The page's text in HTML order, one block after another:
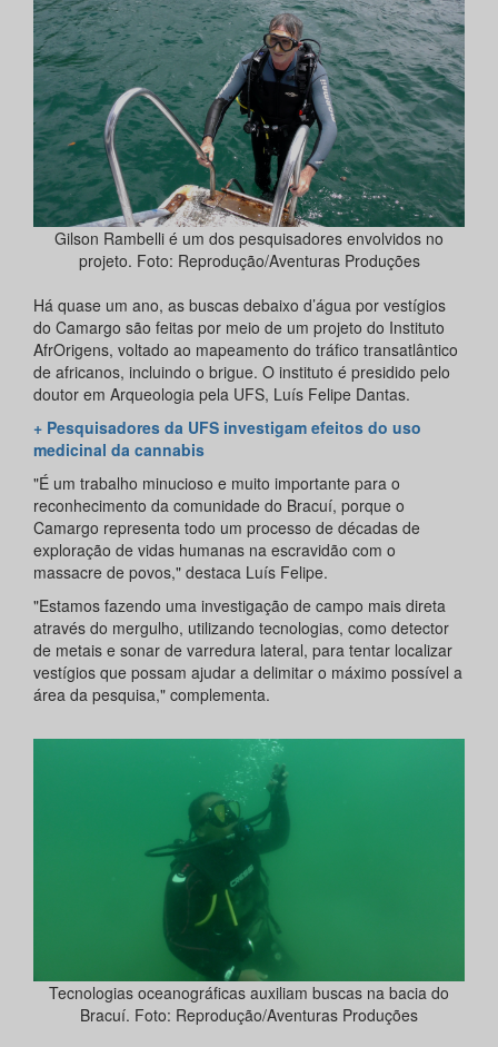
Gilson Rambelli é um dos pesquisadores envolvidos no
projeto. Foto: Reprodução/Aventuras Produções
Há quase um ano, as buscas debaixo d’água por vestígios
do Camargo são feitas por meio de um projeto do Instituto
AfrOrigens, voltado ao mapeamento do tráfico transatlântico
de africanos, incluindo o brigue. O instituto é presidido pelo
doutor em Arqueologia pela UFS, Luís Felipe Dantas.
+ Pesquisadores da UFS investigam efeitos do uso
medicinal da cannabis
"É um trabalho minucioso e muito importante para o
reconhecimento da comunidade do Bracuí, porque o
Camargo representa todo um processo de décadas de
exploração de vidas humanas na escravidão com o
massacre de povos," destaca Luís Felipe.
"Estamos fazendo uma investigação de campo mais direta
através do mergulho, utilizando tecnologias, como detector
de metais e sonar de varredura lateral, para tentar localizar
vestígios que possam ajudar a delimitar o máximo possível a
área da pesquisa," complementa.
Tecnologias oceanográficas auxiliam buscas na bacia do
Bracuí. Foto: Reprodução/Aventuras Produções